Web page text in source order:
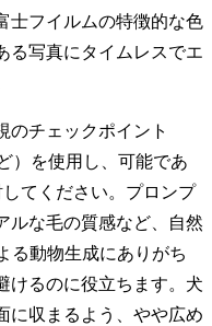
士フイルムの特徴的な色
る写真にタイムレスでエ
のチェックポイント
）を使用し、可能であ
てください。プロンプ
ルな毛の質感など、自然
る動物生成にありがち
けるのに役立ちます。犬
に収まるよう、やや広め